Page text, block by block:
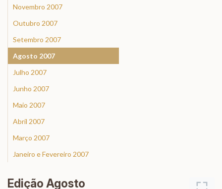
Novembro 2007
Outubro 2007
Setembro 2007
Agosto 2007
Julho 2007
Junho 2007
Maio 2007
Abril 2007
Março 2007
Janeiro e Fevereiro 2007
Edição Agosto